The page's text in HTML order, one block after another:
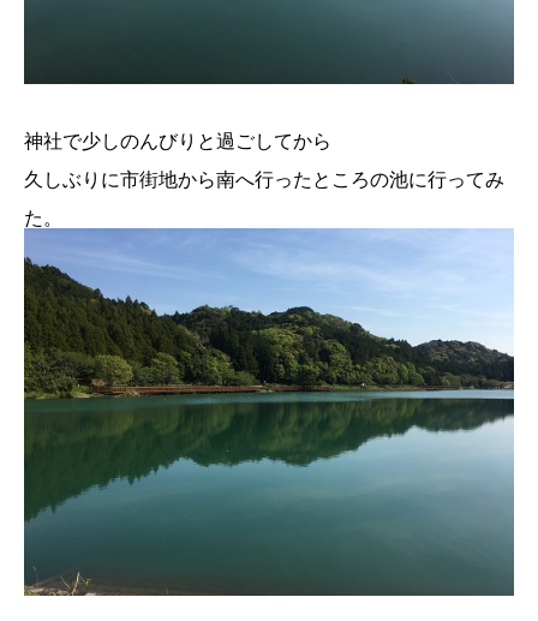
神社で少しのんびりと過ごしてから
久しぶりに市街地から南へ行ったところの池に行ってみ
た。